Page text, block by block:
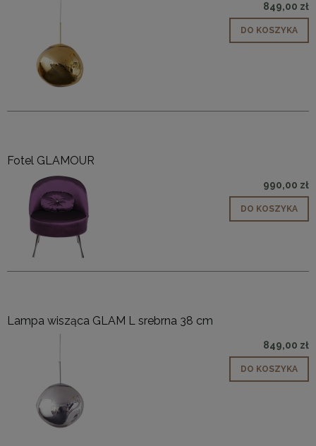
849,00 zł
DO KOSZYKA
Fotel GLAMOUR
990,00 zł
DO KOSZYKA
Lampa wisząca GLAM L srebrna 38 cm
849,00 zł
DO KOSZYKA